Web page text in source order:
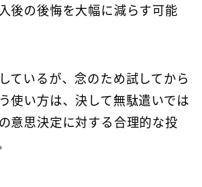
後の後悔を大幅に減らす可能
ているが、念のため試してから
使い方は、決して無駄遣いでは
意思決定に対する合理的な投